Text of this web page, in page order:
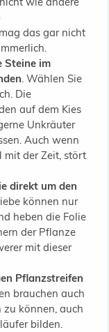
das gar nicht
Steine im
. Wählen Sie
Die
auf dem Kies
Unkräuter
Auch wenn
mit der Zeit, stört
direkt um den
können nur
heben die Folie
der Pflanze
mit dieser
Pflanzstreifen
brauchen auch
können, auch
bilden.